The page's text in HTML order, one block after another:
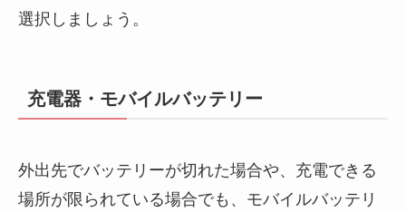
選択しましょう。
充電器・モバイルバッテリー
外出先でバッテリーが切れた場合や、充電できる
場所が限られている場合でも、モバイルバッテリ